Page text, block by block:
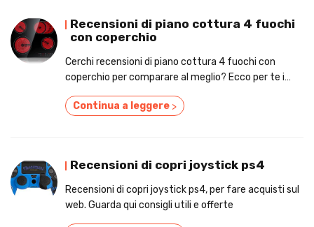
Recensioni di piano cottura 4 fuochi
con coperchio
Cerchi recensioni di piano cottura 4 fuochi con
coperchio per comparare al meglio? Ecco per te i
Continua a leggere >
Recensioni di copri joystick ps4
Recensioni di copri joystick ps4, per fare acquisti sul
web. Guarda qui consigli utili e offerte